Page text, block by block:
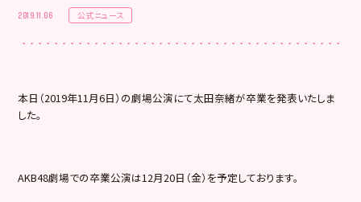
2019.11.06 公式ニュース
本日（2019年11月6日）の劇場公演にて太田奈緒が卒業を発表いたしま
した。
AKB48劇場での卒業公演は12月20日（金）を予定しております。